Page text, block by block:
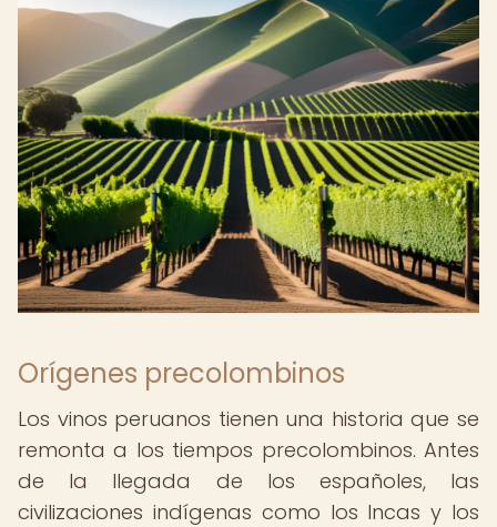
Orígenes precolombinos
Los vinos peruanos tienen una historia que se
remonta a los tiempos precolombinos. Antes
de la llegada de los españoles, las
civilizaciones indígenas como los Incas y los